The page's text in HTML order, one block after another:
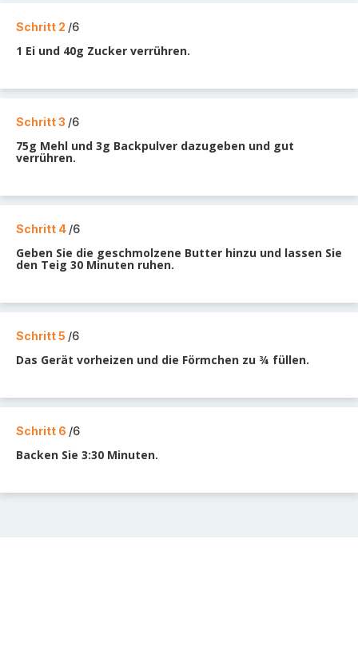
Schritt 2 /6
1 Ei und 40g Zucker verrühren.
Schritt 3 /6
75g Mehl und 3g Backpulver dazugeben und gut
verrühren.
Schritt 4 /6
Geben Sie die geschmolzene Butter hinzu und lassen Sie
den Teig 30 Minuten ruhen.
Schritt 5 /6
Das Gerät vorheizen und die Förmchen zu ¾ füllen.
Schritt 6 /6
Backen Sie 3:30 Minuten.